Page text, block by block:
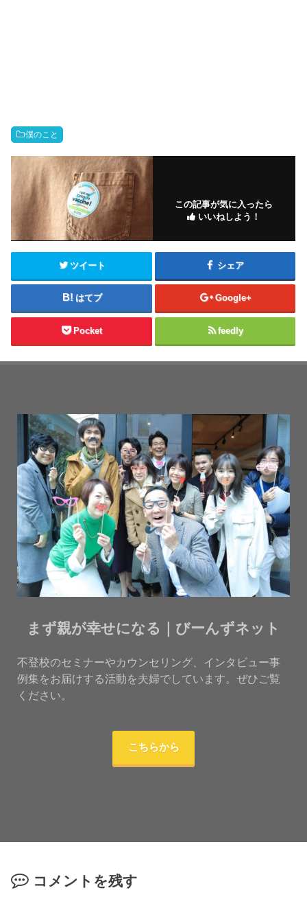
僕のこと
この記事が気に入ったら
いいねしよう！
ツイート シェア
はてブ Google+
Pocket feedly
まず親が幸せになる｜びーんずネット
不登校のセミナーやカウンセリング、インタビュー事
例集をお届けする活動を夫婦でしています。ぜひご覧
ください。
こちらから
コメントを残す